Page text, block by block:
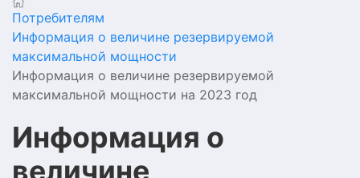
Потребителям
Информация о величине резервируемой
максимальной мощности
Информация о величине резервируемой
максимальной мощности на 2023 год
Информация о
величине